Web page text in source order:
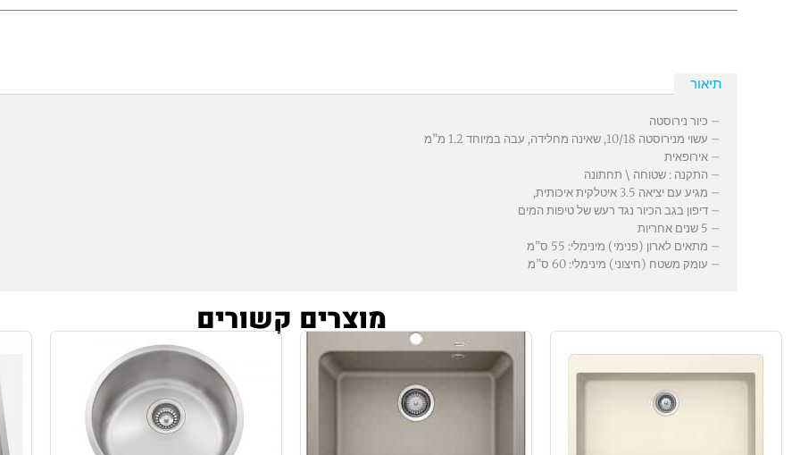
תיאור
– כיור נירוסטה
– עשוי מנירוסטה 10/18, שאינה מחלידה, עבה במיוחד 1.2 מ”מ
– אירופאית
– התקנה : שטוחה \ תחתונה
– מגיע עם יציאה 3.5 איטלקית איכותית,
– דיפון בגב הכיור נגד רעש של טיפות המים
– 5 שנים אחריות
– מתאים לארון (פנימי) מינימלי: 55 ס”מ
– עומק משטח (חיצוני) מינימלי: 60 ס”מ
מוצרים קשורים